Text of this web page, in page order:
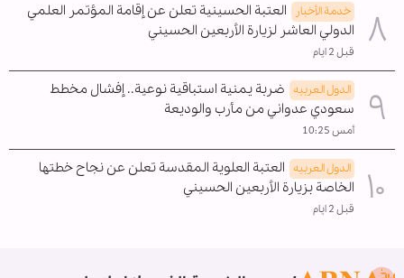
خدمة الأخبار
العتبة الحسينية تعلن عن إقامة المؤتمر العلمي
الدولي العاشر لزيارة الأربعين الحسيني
قبل 2 ايام
الدول العربیه ضربة يمنية استباقية نوعية.. إفشال مخطط
سعودي عدواني من مأرب والوديعة
أمس 10:25
الدول العربیه العتبة العلوية المقدسة تعلن عن نجاح خطتها
الخاصة بزيارة الأربعين الحسيني
قبل 2 ايام